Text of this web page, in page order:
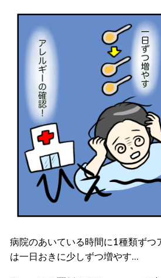
病院のあいている時間に1種類ずつ
は一日おきに少しずつ増やす…